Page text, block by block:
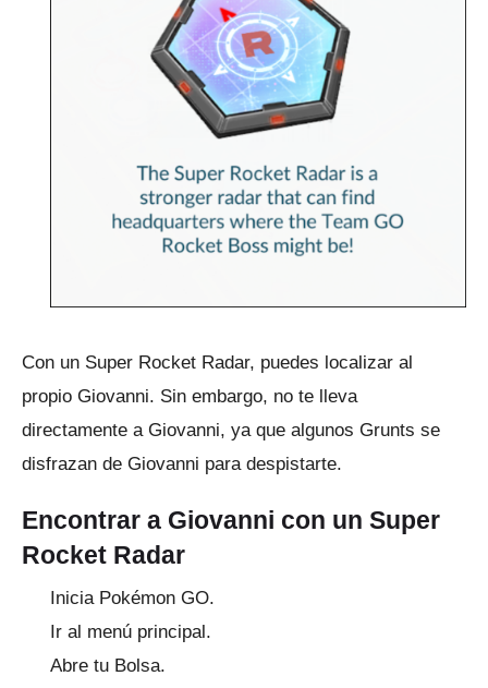
Con un Super Rocket Radar, puedes localizar al
propio Giovanni. Sin embargo, no te lleva
directamente a Giovanni, ya que algunos Grunts se
disfrazan de Giovanni para despistarte.
Encontrar a Giovanni con un Super
Rocket Radar
Inicia Pokémon GO.
Ir al menú principal.
Abre tu Bolsa.